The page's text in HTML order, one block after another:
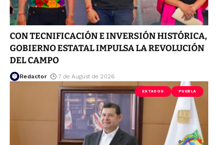
CON TECNIFICACIÓN E INVERSIÓN HISTÓRICA,
GOBIERNO ESTATAL IMPULSA LA REVOLUCIÓN
DEL CAMPO
Redactor 7 de August de 2026
ESTADOS PUEBLA